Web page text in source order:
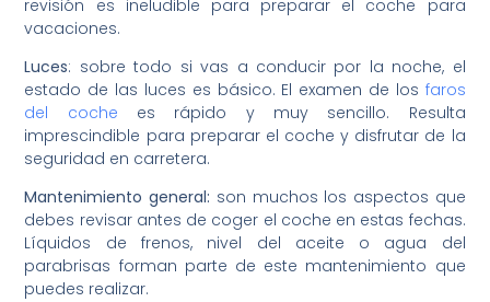
revisión es ineludible para preparar el coche para
vacaciones.
Luces: sobre todo si vas a conducir por la noche, el
estado de las luces es básico. El examen de los faros
del coche es rápido y muy sencillo. Resulta
imprescindible para preparar el coche y disfrutar de la
seguridad en carretera.
Mantenimiento general: son muchos los aspectos que
debes revisar antes de coger el coche en estas fechas.
Líquidos de frenos, nivel del aceite o agua del
parabrisas forman parte de este mantenimiento que
puedes realizar.